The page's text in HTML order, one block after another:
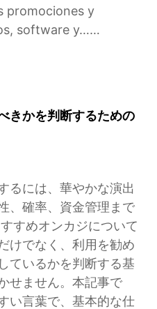
promociones y
software y……
きかを判断するための
るには、華やかな演出
、確率、資金管理まで
すめオンカジについて
けでなく、利用を勧め
ているかを判断する基
せません。本記事で
い言葉で、基本的な仕